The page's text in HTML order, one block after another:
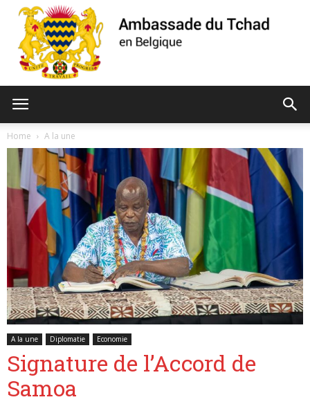
du
Tchad
de
Belgique
Home A la une
A la une Diplomatie Economie
Signature de l’Accord de
Samoa